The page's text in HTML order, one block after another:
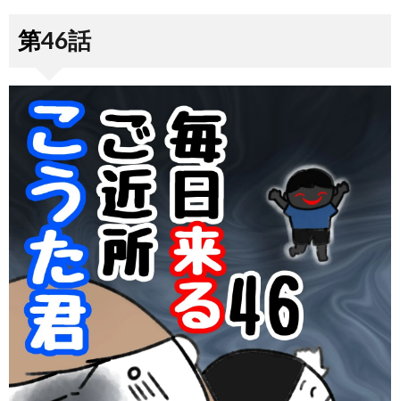
第46話